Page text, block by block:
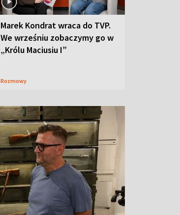
Marek Kondrat wraca do TVP.
We wrześniu zobaczymy go w
„Królu Maciusiu I”
Rozmowy